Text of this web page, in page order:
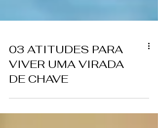
03 ATITUDES PARA
VIVER UMA VIRADA
DE CHAVE